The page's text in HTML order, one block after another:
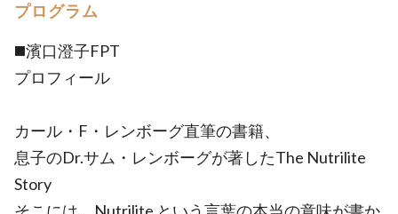
プログラム
◼️濱口澄子FPT
プロフィール
カール・F・レンボーグ直筆の書籍、
息子のDr.サム・レンボーグが著したThe Nutrilite
Story